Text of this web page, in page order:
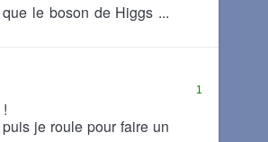
le boson de Higgs ...
1
je roule pour faire un